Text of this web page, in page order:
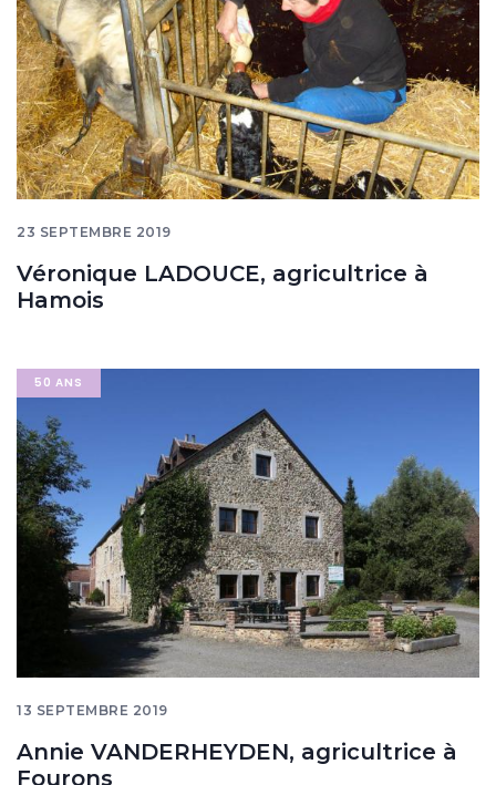
23 SEPTEMBRE 2019
Véronique LADOUCE, agricultrice à
Hamois
50 ANS
Image
banner
13 SEPTEMBRE 2019
Annie VANDERHEYDEN, agricultrice à
Fourons